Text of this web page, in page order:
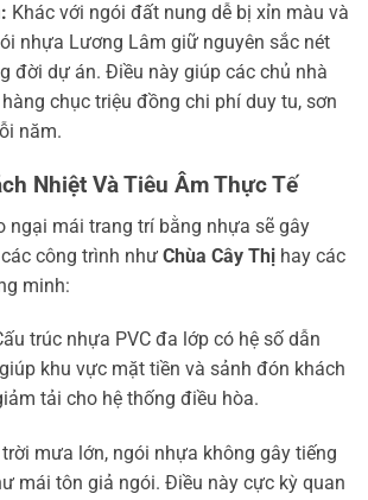
Khác với ngói đất nung dễ bị xỉn màu và
nhựa Lương Lâm giữ nguyên sắc nét
đời dự án. Điều này giúp các chủ nhà
chục triệu đồng chi phí duy tu, sơn
năm.
Nhiệt Và Tiêu Âm Thực Tế
ngại mái trang trí bằng nhựa sẽ gây
công trình như Chùa Cây Thị hay các
minh:
trúc nhựa PVC đa lớp có hệ số dẫn
khu vực mặt tiền và sảnh đón khách
tải cho hệ thống điều hòa.
trời mưa lớn, ngói nhựa không gây tiếng
mái tôn giả ngói. Điều này cực kỳ quan